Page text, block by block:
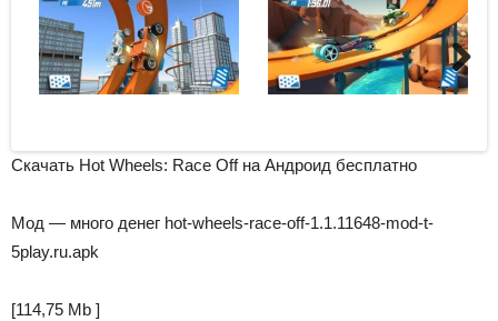
Next
Скачать Hot Wheels: Race Off на Андроид бесплатно
Мод — много денег hot-wheels-race-off-1.1.11648-mod-t-
5play.ru.apk
[114,75 Mb ]